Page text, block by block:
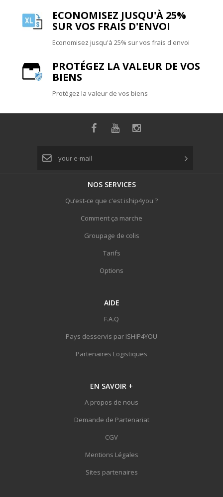
ECONOMISEZ JUSQU'À 25%
SUR VOS FRAIS D'ENVOI
Economisez jusqu'à 25% sur vos frais d'envoi
PROTÉGEZ LA VALEUR DE VOS
BIENS
Protégez la valeur de vos biens
NOS SERVICES
Qu’est-ce que c'est iship4you ?
Comment ça marche
Groupage de colis
Tarifs
Options
AIDE
F.A.Q
Pays desservis par ISHIP4YOU
Partenaires Logistiques
EN SAVOIR +
A propos de nous
Demande de Partenariat
CGV
Mentions Légales
Sites partenaires